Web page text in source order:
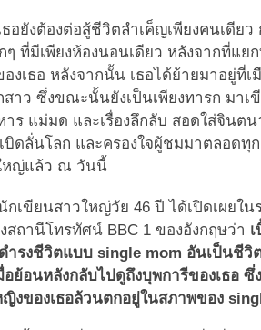
ยังต้องต่อสู้ชีวิตลำเค็ญเพียงคนเดีย
ๆ ที่มีเพียงห้องนอนเดียว หลังจากที่แ
งเธอ หลังจากนั้น เธอได้ย้ายมาอยู่ที่เ
าว ซึ่งขณะนั้นยังเป็นเพียงทารก มา
ร แม่มด และเรื่องลึกลับ สอดใส่จินตน
บิดลั่นโลก และครองใจผู้ชมมาตลอด
หญ่แล้ว ณ วันนี้
กเขียนสาวใหญ่วัย 46 ปี ได้เปิดเผยใน
สถานีโทรทัศน์ BBC 1 ของอังกฤษว่า
ำรงชีวิตแบบ single mom อันเป็นชีวิ
อย้อนหลังกลับไปดูถึงบุพการีของเธอ
งของเธอล้วนตกอยู่ในสภาพของ